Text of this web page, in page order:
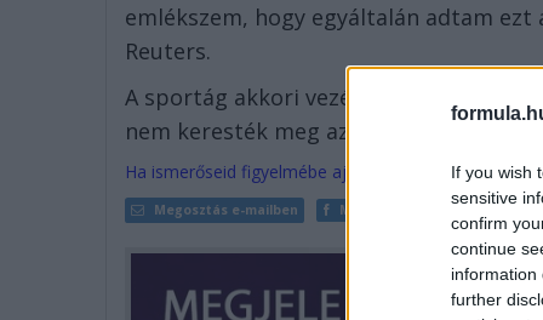
If you wish
sensitive
confirm
continue
information
further
emlékszem, hogy egyáltalán adtam ezt
Reuters.
A sportág akkori vezére hozzátette,
nem keresték meg azzal
Ha ismerőseid figyelmébe ajánlanád a cikket,
Megosztás e-mailben Megosztás Facebookon